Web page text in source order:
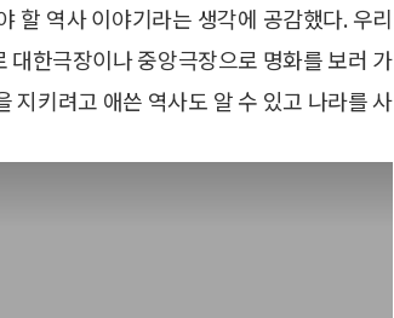
할 역사 이야기라는 생각에 공감했다. 우리
한극장이나 중앙극장으로 명화를 보러 가
지키려고 애쓴 역사도 알 수 있고 나라를 사